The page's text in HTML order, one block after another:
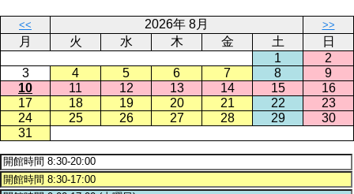
<< 2026年 8月 >>
月 火 水 木 金 土
日
1
2
3
4 5 6 7 8
9
10
11 12 13 14 15
16
17
18 19 20 21 22
23
24
25 26 27 28 29
30
31